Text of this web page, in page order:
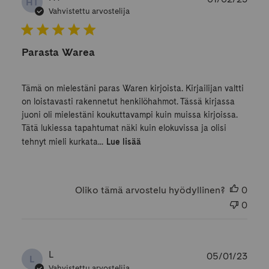
Vahvistettu arvostelija
Parasta Warea
Tämä on mielestäni paras Waren kirjoista. Kirjailijan valtti
on loistavasti rakennetut henkilöhahmot. Tässä kirjassa
juoni oli mielestäni koukuttavampi kuin muissa kirjoissa.
Tätä lukiessa tapahtumat näki kuin elokuvissa ja olisi
tehnyt mieli kurkata... Lue lisää
Oliko tämä arvostelu hyödyllinen?
0
0
L L 05/01/23